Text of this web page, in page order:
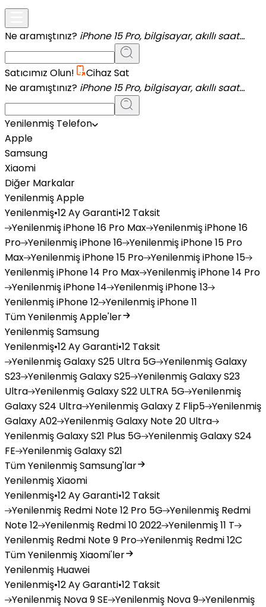
Ne aramıştınız? iPhone 15 Pro, bilgisayar, akıllı saat...
Satıcımız Olun!
Cihaz Sat
Ne aramıştınız? iPhone 15 Pro, bilgisayar, akıllı saat...
Yenilenmiş Telefon
Apple
Samsung
Xiaomi
Diğer Markalar
Yenilenmiş Apple
Yenilenmiş•12 Ay Garanti•12 Taksit
YenilenmişiPhone 16 Pro Max YenilenmişiPhone 16
Pro YenilenmişiPhone 16 YenilenmişiPhone 15 Pro
Max YenilenmişiPhone 15 Pro YenilenmişiPhone 15
YenilenmişiPhone 14 Pro Max YenilenmişiPhone 14 Pro
YenilenmişiPhone 14 YenilenmişiPhone 13
YenilenmişiPhone 12 YenilenmişiPhone 11
Tüm Yenilenmiş Apple'ler
Yenilenmiş Samsung
Yenilenmiş•12 Ay Garanti•12 Taksit
YenilenmişGalaxy S25 Ultra 5G YenilenmişGalaxy
S23 YenilenmişGalaxy S25 YenilenmişGalaxy S23
Ultra YenilenmişGalaxy S22 ULTRA 5G Yenilenmiş
Galaxy S24 Ultra YenilenmişGalaxy Z Flip5 Yenilenmiş
Galaxy A02 YenilenmişGalaxy Note 20 Ultra
YenilenmişGalaxy S21 Plus 5G YenilenmişGalaxy S24
FE YenilenmişGalaxy S21
Tüm Yenilenmiş Samsung'lar
Yenilenmiş Xiaomi
Yenilenmiş•12 Ay Garanti•12 Taksit
Yenilenmiş Redmi Note 12 Pro 5G Yenilenmiş Redmi
Note 12 Yenilenmiş Redmi 10 2022 Yenilenmiş11 T
Yenilenmiş Redmi Note 9 Pro Yenilenmiş Redmi 12C
Tüm Yenilenmiş Xiaomi'ler
Yenilenmiş Huawei
Yenilenmiş•12 Ay Garanti•12 Taksit
Yenilenmiş Nova 9 SE Yenilenmiş Nova 9 Yenilenmiş